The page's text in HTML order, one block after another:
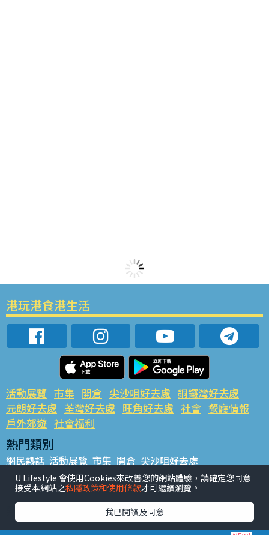
港玩港食港生活
活動展覽 市集 開倉 尖沙咀好去處 銅鑼灣好去處
元朗好去處 荃灣好去處 旺角好去處 社會 餐廳情報
戶外郊遊 社會福利
熱門類別
網民熱話 活動展覽 市集 開倉 尖沙咀好去處
銅鑼灣好去處 元朗好去處 荃灣好去處 旺角好去處 社會
餐廳情報 戶外郊遊
熱門標籤
#UGO搵好去處 #人氣活動推介 #美食社群熱話
U Lifestyle 會使用Cookies來改善您的網站體驗，請確定您同意
接受本網站之私隱政策和使用條款才可繼續瀏覽。
我已閱讀及同意